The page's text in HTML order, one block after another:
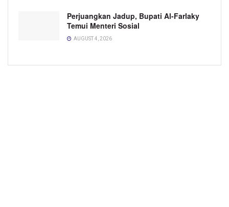
Perjuangkan Jadup, Bupati Al-Farlaky
Temui Menteri Sosial
AUGUST 4, 2026